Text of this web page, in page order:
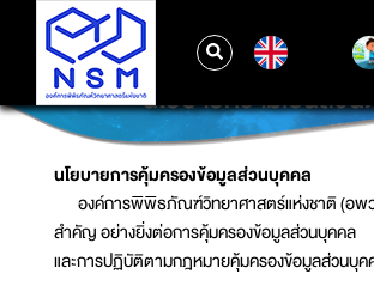
นโยบายความเป็นส่ว
นโยบายการคุ้มครองข้อมูลส่วนบุคคล
องค์การพิพิธภัณฑ์วิทยาศาสตร์แห่งชาติ (อพว
สำคัญ อย่างยิ่งต่อการคุ้มครองข้อมูลส่วนบุคคล
และการปฏิบัติตามกฎหมายคุ้มครองข้อมูลส่วนบุค